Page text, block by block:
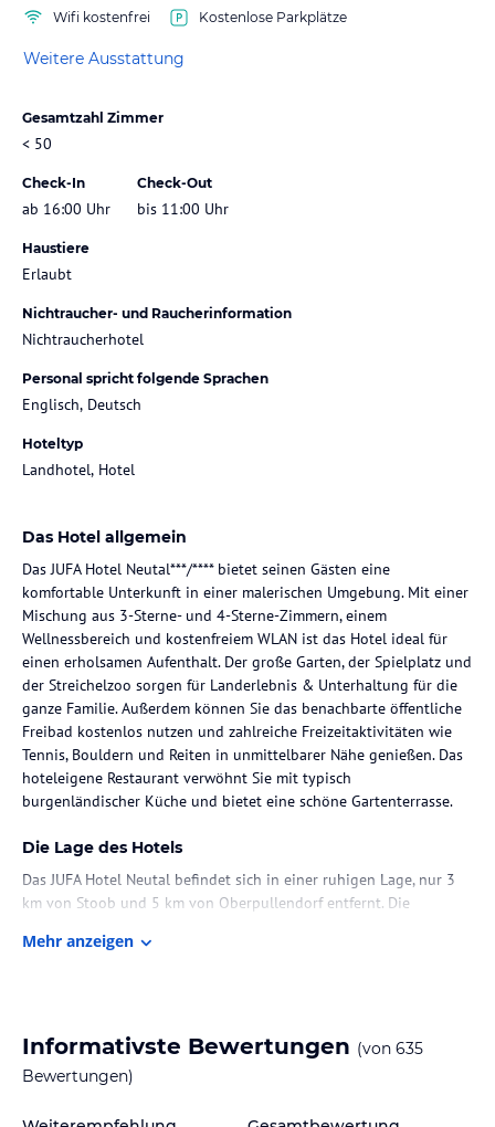
Wifi kostenfrei Kostenlose Parkplätze
Weitere Ausstattung
Gesamtzahl Zimmer
< 50
Check-In
ab 16:00 Uhr
Check-Out
bis 11:00 Uhr
Haustiere
Erlaubt
Nichtraucher- und Raucherinformation
Nichtraucherhotel
Personal spricht folgende Sprachen
Englisch, Deutsch
Hoteltyp
Landhotel, Hotel
Das Hotel allgemein
Das JUFA Hotel Neutal***/**** bietet seinen Gästen eine
komfortable Unterkunft in einer malerischen Umgebung. Mit einer
Mischung aus 3-Sterne- und 4-Sterne-Zimmern, einem
Wellnessbereich und kostenfreiem WLAN ist das Hotel ideal für
einen erholsamen Aufenthalt. Der große Garten, der Spielplatz und
der Streichelzoo sorgen für Landerlebnis & Unterhaltung für die
ganze Familie. Außerdem können Sie das benachbarte öffentliche
Freibad kostenlos nutzen und zahlreiche Freizeitaktivitäten wie
Tennis, Bouldern und Reiten in unmittelbarer Nähe genießen. Das
hoteleigene Restaurant verwöhnt Sie mit typisch
burgenländischer Küche und bietet eine schöne Gartenterrasse.
Die Lage des Hotels
Das JUFA Hotel Neutal befindet sich in einer ruhigen Lage, nur 3
km von Stoob und 5 km von Oberpullendorf entfernt. Die
Möglichkeiten zum Wandern und Radfahren. Ein Supermarkt ist
Zimmer / Unterbringung im Hotel
Das JUFA Hotel Neutal bietet eine Vielzahl von Zimmern, die
untergebracht sind. Die Zimmer im Hauptgebäude bieten ein 3-
Mehr anzeigen
Informativste Bewertungen (von 635
Bewertungen)